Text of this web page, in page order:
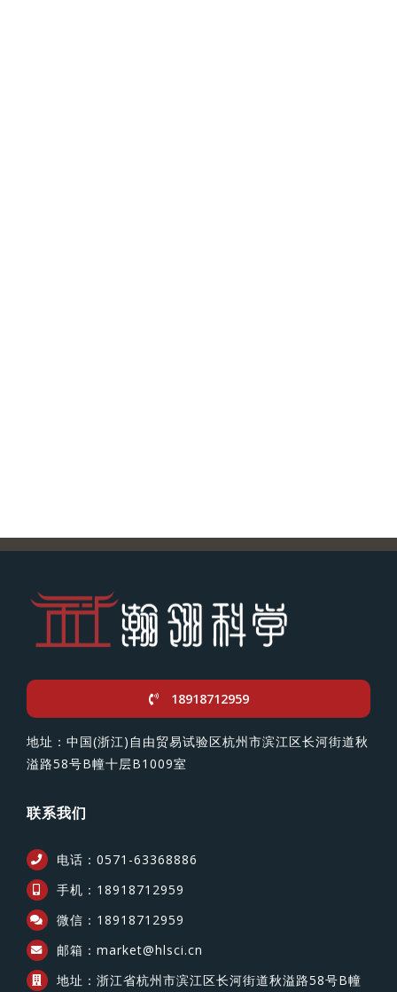
18918712959
地址：中国(浙江)自由贸易试验区杭州市滨江区长河街道秋
溢路58号B幢十层B1009室
联系我们
电话：0571-63368886
手机：18918712959
微信：18918712959
邮箱：market@hlsci.cn
地址：浙江省杭州市滨江区长河街道秋溢路58号B幢